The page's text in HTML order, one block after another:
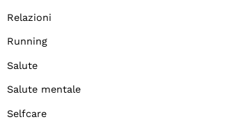
Relazioni
Running
Salute
Salute mentale
Selfcare